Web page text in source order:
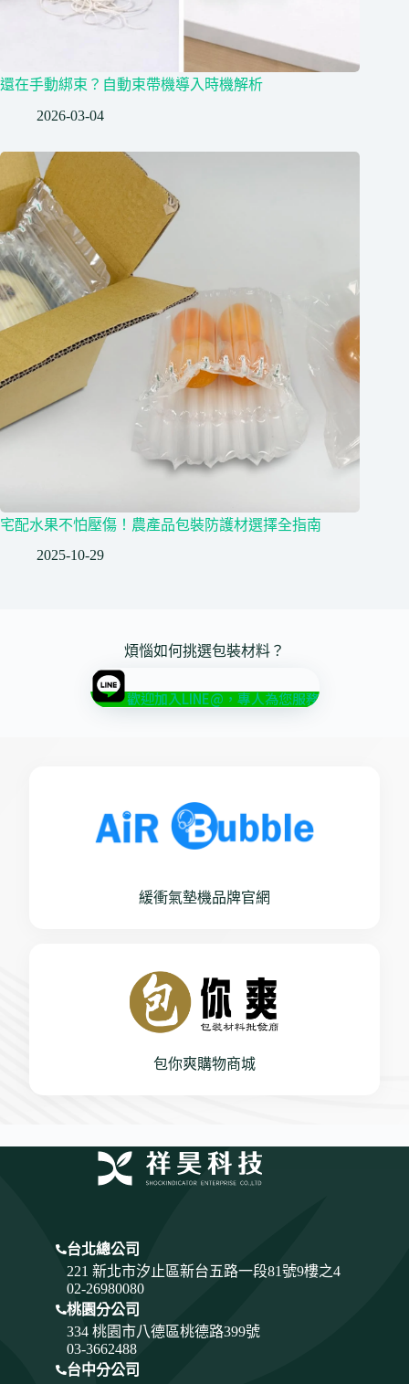
還在手動綁束？自動束帶機導入時機解析
2026-03-04
宅配水果不怕壓傷！農產品包裝防護材選擇全指南
2025-10-29
煩惱如何挑選包裝材料？
歡迎加入LINE@，專人為您服務
緩衝氣墊機品牌官網
包你爽購物商城
台北總公司
221 新北市汐止區新台五路一段81號9樓之4
02-26980080
桃園分公司
334 桃園市八德區桃德路399號
03-3662488
台中分公司